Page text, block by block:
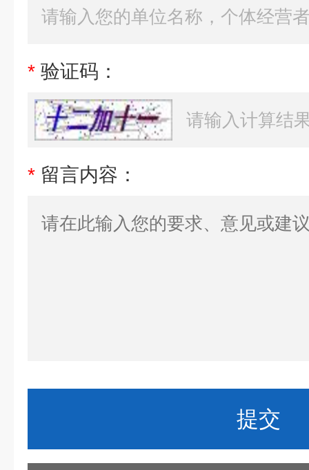
* 验证码：
* 留言内容：